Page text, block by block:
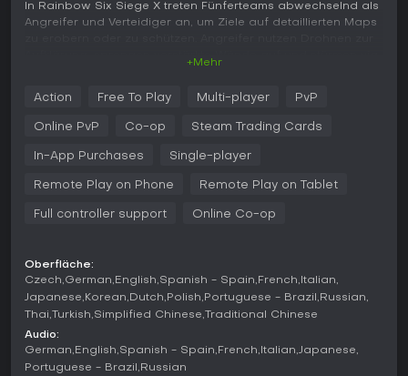
In Rainbow Six Siege X treten Fünferteams abwechselnd als
Angreifer und Verteidiger an, um Ziele auf detaillierten Maps
Sichtlinien zu kontrollieren und Bedrohungen vorauszusehen.
Zerstörungsmechaniken ermöglichen es, Umgebungen
Blickwinkel oder Gadgets zur Manipulation der Szenerie.
Fähigkeiten von wandzerstörenden Hämmern bis hin zu
Positionierung und Audio-Hinweise wie Schritte statt
Es gibt eine Vorbereitungsphase zum Auskundschaften und
Planen sowie ein Operator-Ban-System im Competitive-
Bereich gegen dominante Picks. Mit 75 Operators - 37
Angreifern und 38 Verteidigern - passen Auswahlen zu
diversen Taktiken wie Hochmobilitäts-Sprints oder
Fallenaufstellungen. Fortschritt erfolgt durch Renown aus
+Mehr
Action Free To Play Multi-player PvP
Online PvP Co-op Steam Trading Cards
In-App Purchases Single-player
Remote Play on Phone Remote Play on Tablet
Full controller support Online Co-op
Oberfläche:
Czech German English Spanish - Spain French Italian
Japanese Korean Dutch Polish Portuguese - Brazil
Russian
Thai
Turkish Simplified Chinese
Traditional Chinese
Audio:
German English Spanish - Spain French Italian Japanese
Portuguese - Brazil
Russian